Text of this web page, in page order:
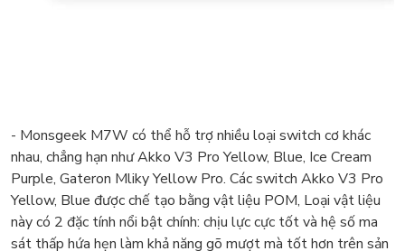
- Monsgeek M7W có thể hỗ trợ nhiều loại switch cơ khác
nhau, chẳng hạn như Akko V3 Pro Yellow, Blue, Ice Cream
Purple, Gateron Mliky Yellow Pro. Các switch Akko V3 Pro
Yellow, Blue được chế tạo bằng vật liệu POM, Loại vật liệu
này có 2 đặc tính nổi bật chính: chịu lực cực tốt và hệ số ma
sát thấp hứa hẹn làm khả năng gõ mượt mà tốt hơn trên sản